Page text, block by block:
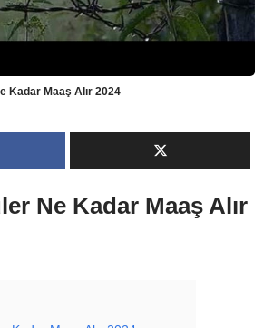
Kadar Maaş Alır 2024
Ne Kadar Maaş Alır